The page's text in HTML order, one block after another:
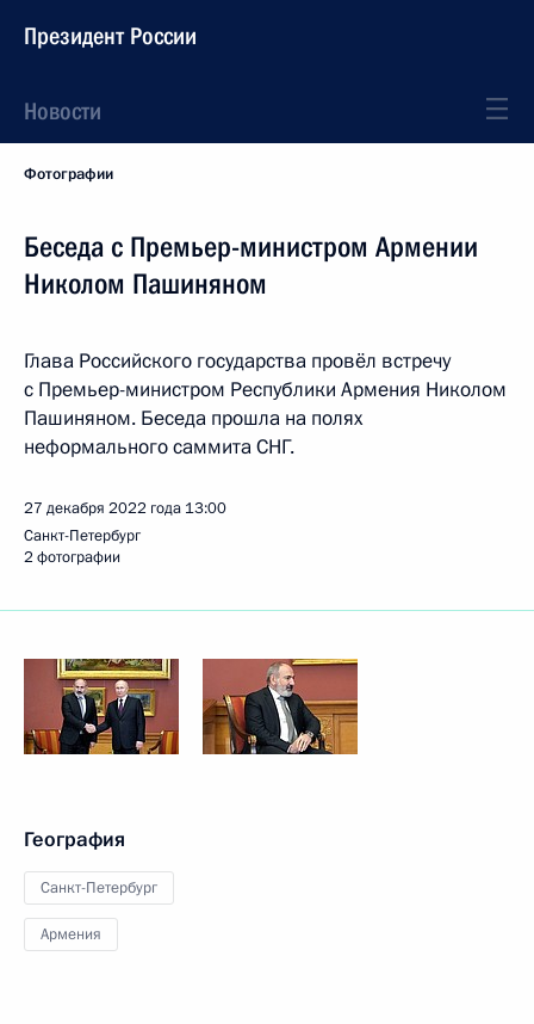
Президент России
Новости
Фотографии
Беседа с Премьер-министром Армении
Николом Пашиняном
Глава Российского государства провёл встречу
с Премьер-министром Республики Армения Николом
Пашиняном. Беседа прошла на полях
неформального саммита СНГ.
27 декабря 2022 года 13:00
Санкт-Петербург
2 фотографии
География
Санкт-Петербург
Армения